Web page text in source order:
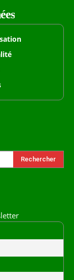
Rechercher